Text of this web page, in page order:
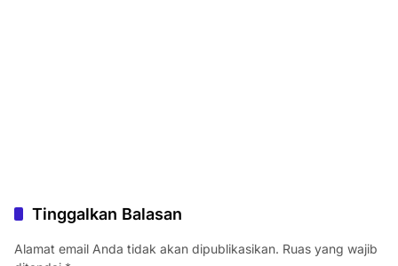
Tinggalkan Balasan
Alamat email Anda tidak akan dipublikasikan. Ruas yang wajib